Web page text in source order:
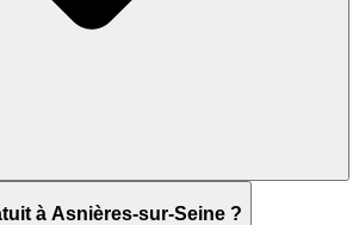
à Asnières-sur-Seine ?